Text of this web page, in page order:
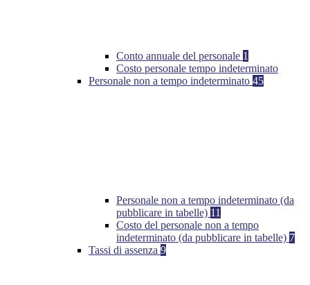
Conto annuale del personale 1
Costo personale tempo indeterminato
Personale non a tempo indeterminato 45
Personale non a tempo indeterminato (da
pubblicare in tabelle) 11
Costo del personale non a tempo
indeterminato (da pubblicare in tabelle) 7
Tassi di assenza 9